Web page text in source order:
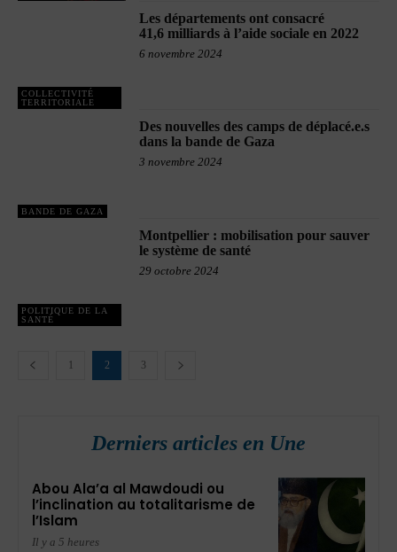
COLLECTIVITÉ
TERRITORIALE
Les départements ont consacré
41,6 milliards à l’aide sociale en 2022
6 novembre 2024
BANDE DE GAZA
Des nouvelles des camps de déplacé.e.s
dans la bande de Gaza
3 novembre 2024
POLITIQUE DE LA
SANTÉ
Montpellier : mobilisation pour sauver
le système de santé
29 octobre 2024
2 3
Derniers articles en Une
Abou Ala’a al Mawdoudi ou
l’inclination au totalitarisme de
l’Islam
Il y a 5 heures